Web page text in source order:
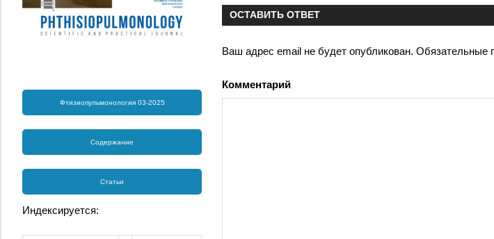
ОСТАВИТЬ ОТВЕТ
Ваш адрес email не будет опубликован. Обязательные
Комментарий
Фтизиопульмонология 03-2025
Содержание
Статьи
Индексируется: